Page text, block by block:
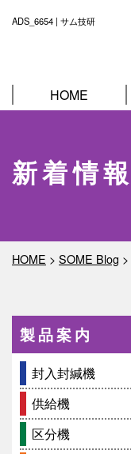
ADS_6654 | サム技研
HOME
新着情報
HOME > SOME Blog >
製品案内
封入封緘機
供給機
区分機